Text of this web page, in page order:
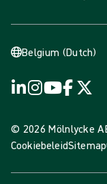
Belgium (Dutch)
© 2026 Mölnlycke
CookiebeleidSitemap